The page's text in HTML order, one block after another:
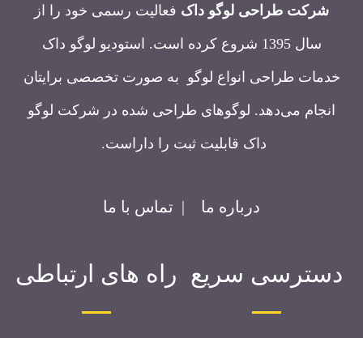
شرکت طراحی لوگو داک فعالیت رسمی خود را از
سال 1395 شروع کرده است. استودیو لوگو داک
خدمات طراحی انواع لوگو به صورت تخصصی برایتان
انجام می‌دهد. لوگوهای طراحی شده در شرکت لوگو
داک قابلیت ثبت را داراست.
درباره ما | تماس با ما
دسترسی سریع راه های ارتباطی